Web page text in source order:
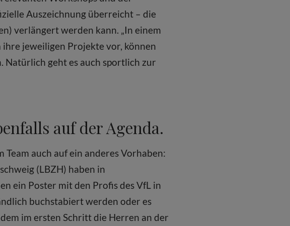
Auszeichnung überreicht – die
verlängert werden kann. „In einem
ihre jeweiligen Projekte vor, können
Natürlich geht es auch sportlich zur
auf der Agenda.
auch auf ein anderes Vorhaben:
(LBZH) haben in
ein Poster mit den Profis des VfL in
buchstabiert werden oder es
im ersten Schritt die Herren an der